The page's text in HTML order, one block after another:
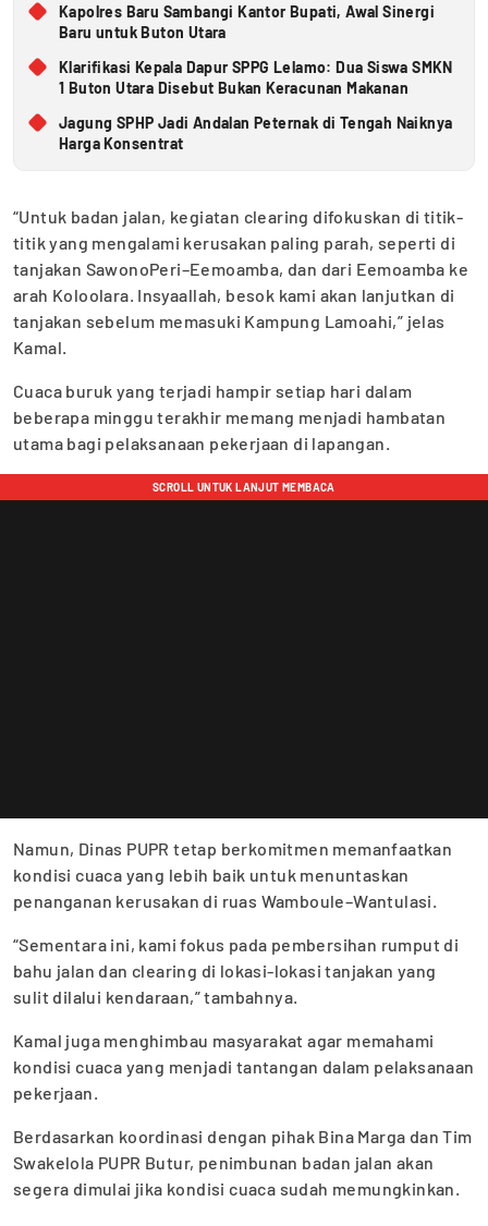
Kapolres Baru Sambangi Kantor Bupati, Awal Sinergi
Baru untuk Buton Utara
Klarifikasi Kepala Dapur SPPG Lelamo: Dua Siswa SMKN
1 Buton Utara Disebut Bukan Keracunan Makanan
Jagung SPHP Jadi Andalan Peternak di Tengah Naiknya
Harga Konsentrat
“Untuk badan jalan, kegiatan clearing difokuskan di titik-
titik yang mengalami kerusakan paling parah, seperti di
tanjakan SawonoPeri–Eemoamba, dan dari Eemoamba ke
arah Koloolara. Insyaallah, besok kami akan lanjutkan di
tanjakan sebelum memasuki Kampung Lamoahi,” jelas
Kamal.
Cuaca buruk yang terjadi hampir setiap hari dalam
beberapa minggu terakhir memang menjadi hambatan
utama bagi pelaksanaan pekerjaan di lapangan.
Namun, Dinas PUPR tetap berkomitmen memanfaatkan
kondisi cuaca yang lebih baik untuk menuntaskan
penanganan kerusakan di ruas Wamboule–Wantulasi.
“Sementara ini, kami fokus pada pembersihan rumput di
bahu jalan dan clearing di lokasi-lokasi tanjakan yang
sulit dilalui kendaraan,” tambahnya.
Kamal juga menghimbau masyarakat agar memahami
kondisi cuaca yang menjadi tantangan dalam pelaksanaan
pekerjaan.
Berdasarkan koordinasi dengan pihak Bina Marga dan Tim
Swakelola PUPR Butur, penimbunan badan jalan akan
segera dimulai jika kondisi cuaca sudah memungkinkan.